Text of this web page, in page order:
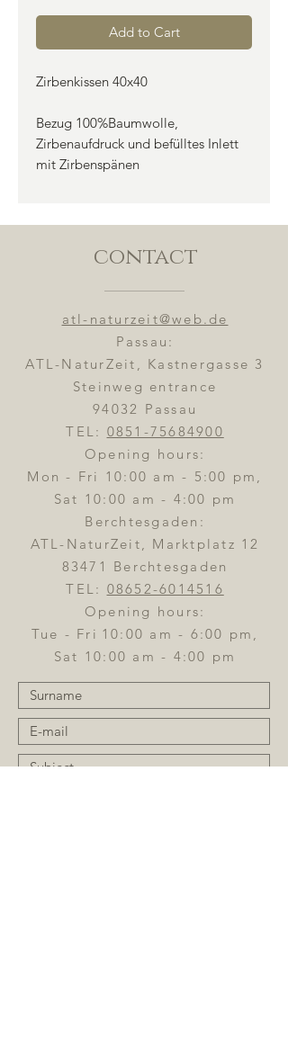
Add to Cart
Zirbenkissen 40x40
Bezug 100%Baumwolle,
Zirbenaufdruck und befülltes Inlett
mit Zirbenspänen
contact
atl-naturzeit@web.de
Passau:
ATL-NaturZeit, Kastnergasse 3
Steinweg entrance
94032 Passau
TEL: 0851-75684900
Opening hours:
Mon - Fri 10:00 am - 5:00 pm,
Sat 10:00 am - 4:00 pm
Berchtesgaden:
ATL-NaturZeit, Marktplatz 12
83471 Berchtesgaden
TEL: 08652-6014516
Opening hours:
Tue - Fri 10:00 am - 6:00 pm,
Sat 10:00 am - 4:00 pm